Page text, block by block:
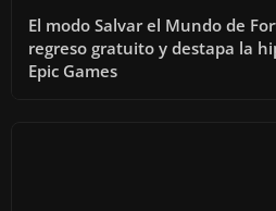
El modo Salvar el Mundo de
regreso gratuito y destapa la
Epic Games